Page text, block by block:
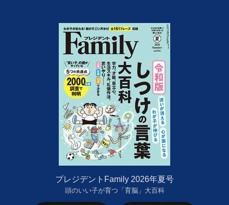
プレジデントFamily 2026年夏号
頭のいい子が育つ「育脳」大百科